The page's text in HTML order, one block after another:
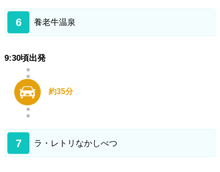
6 養老牛温泉
9:30頃出発
約35分
7 ラ・レトリなかしべつ